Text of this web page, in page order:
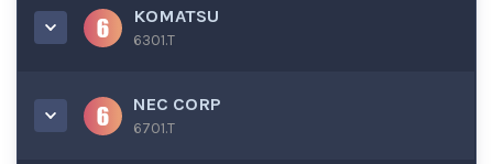
KOMATSU
6301.T
NEC CORP
6701.T